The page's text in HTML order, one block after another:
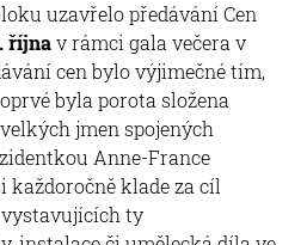
uzavřelo předávání Cen
říjnav rámci gala večera v
cen bylo výjimečné tím,
byla porota složena
jmen spojených
Anne-France
každoročně klade za cíl
ty